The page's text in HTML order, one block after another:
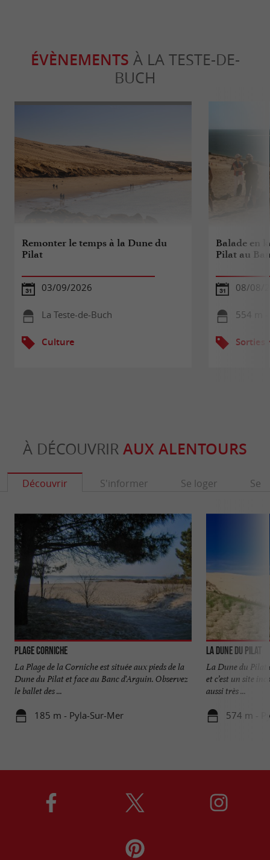
ÉVÈNEMENTS À LA TESTE-DE-
BUCH
Remonter le temps à la Dune du
Pilat
03/09/2026
La Teste-de-Buch
Culture
Balade en
Pilat au
08/08/
554 m -
Sorties
À DÉCOUVRIR AUX ALENTOURS
Découvrir S'informer Se loger Se
Plage Corniche
La Plage de la Corniche est située aux pieds de la
Dune du Pilat et face au Banc d'Arguin. Observez
le ballet des ...
185 m - Pyla-Sur-Mer
La Dune du Pilat
La Dune du Pilat
et c’est un site
aussi très ...
574 m -